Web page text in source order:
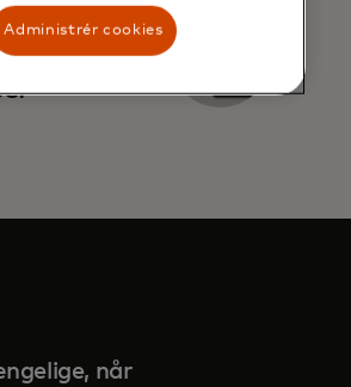
om
når
Administrér cookies